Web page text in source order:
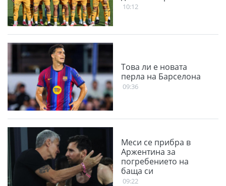
10:12
Това ли е новата
перла на Барселона
09:36
Меси се прибра в
Аржентина за
погребението на
баща си
09:22